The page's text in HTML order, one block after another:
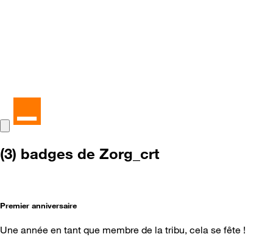
(3) badges de Zorg_crt
Premier anniversaire
Une année en tant que membre de la tribu, cela se fête !